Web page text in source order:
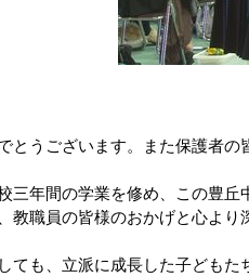
とうございます。また保護者
三年間の学業を修め、この豊
教職員の皆様のおかげと心より
ても、立派に成長した子ども